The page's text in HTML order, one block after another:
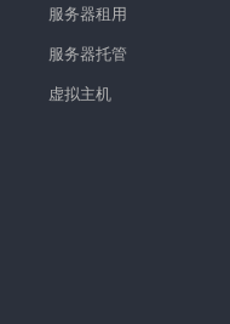
服务器租用
服务器托管
虚拟主机